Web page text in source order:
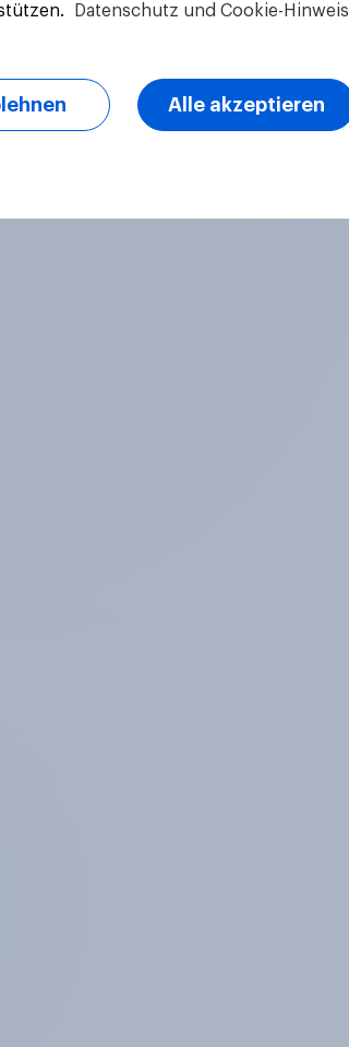
Datenschutz und Cookie-Hinweis
Alle akzeptieren